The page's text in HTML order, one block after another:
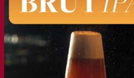
Société
À propos
Expert en